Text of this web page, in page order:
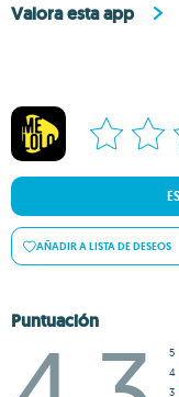
Valora esta app
AÑADIR A LISTA DE DESEOS
Puntuación
5
4
3